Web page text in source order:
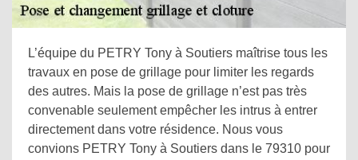
L’équipe du PETRY Tony à Soutiers maîtrise tous les
travaux en pose de grillage pour limiter les regards
des autres. Mais la pose de grillage n’est pas très
convenable seulement empêcher les intrus à entrer
directement dans votre résidence. Nous vous
convions PETRY Tony à Soutiers dans le 79310 pour